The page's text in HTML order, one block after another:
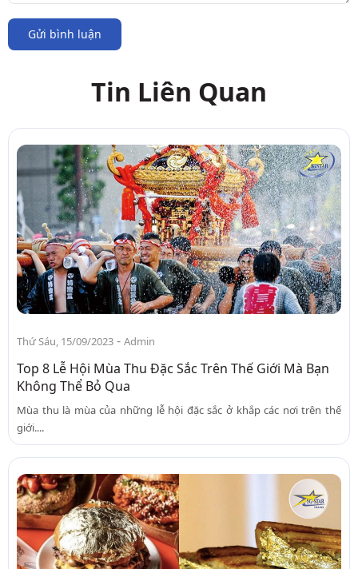
Gửi bình luận
Tin Liên Quan
Thứ Sáu, 15/09/2023 - Admin
Top 8 Lễ Hội Mùa Thu Đặc Sắc Trên Thế Giới Mà Bạn
Không Thể Bỏ Qua
Mùa thu là mùa của những lễ hội đặc sắc ở khắp các nơi trên thế
giới....